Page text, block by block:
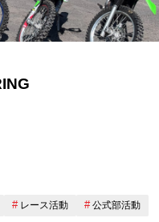
レース活動 公式部活動